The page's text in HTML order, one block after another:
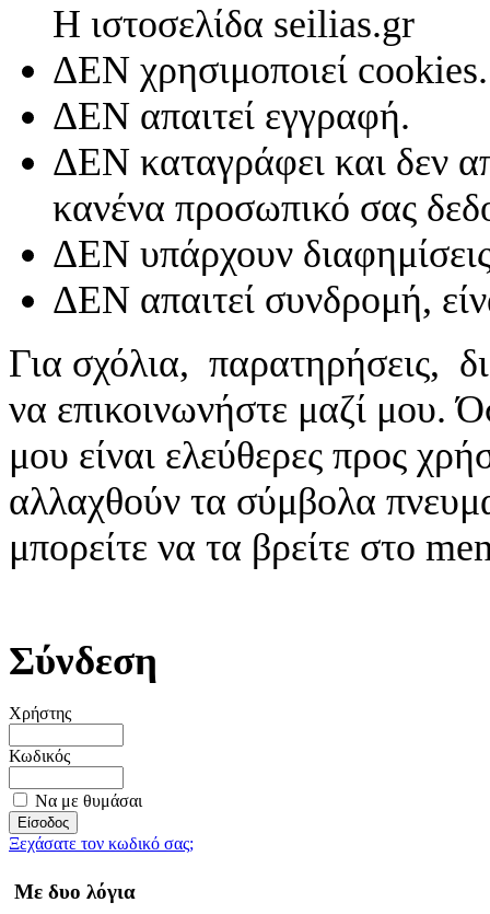
Η ιστοσελίδα seilias.gr
ΔΕΝ χρησιμοποιεί cookies.
ΔΕΝ απαιτεί εγγραφή.
ΔΕΝ καταγράφει και δεν
κανένα προσωπικό σας
ΔΕΝ υπάρχουν
ΔΕΝ απαιτεί συνδρομή,
Για σχόλια, παρατηρήσεις,
να επικοινωνήστε μαζί μου.
μου είναι ελεύθερες προς
αλλαχθούν τα σύμβολα
μπορείτε να τα βρείτε στο
Σύνδεση
Χρήστης
Κωδικός
Να με θυμάσαι
Ξεχάσατε τον κωδικό σας;
Με δυο λόγια